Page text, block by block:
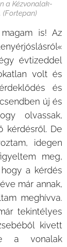
a Kézvonalak-
(Fortepan)
is! Az
évtizeddel
volt és
és
új és
olvassak,
kérdésről. De
idegen
meg,
a kérdés
már annak,
meghívva.
tekintélyes
kivett
a vonalak